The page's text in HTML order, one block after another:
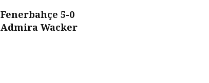
Fenerbahçe 5-0
Admira Wacker